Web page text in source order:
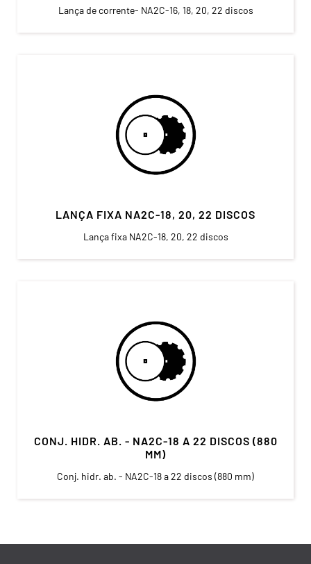
Lança de corrente- NA2C-16, 18, 20, 22 discos
LANÇA FIXA NA2C-18, 20, 22 DISCOS
Lança fixa NA2C-18, 20, 22 discos
CONJ. HIDR. AB. - NA2C-18 A 22 DISCOS (880
MM)
Conj. hidr. ab. - NA2C-18 a 22 discos (880 mm)